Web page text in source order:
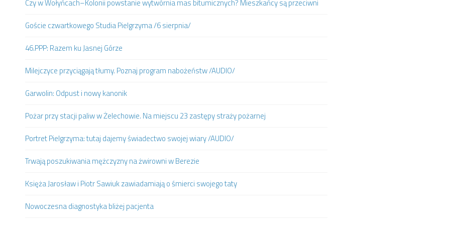
Czy w Wołyńcach–Kolonii powstanie wytwórnia mas bitumicznych? Mieszkańcy są przeciwni
Goście czwartkowego Studia Pielgrzyma /6 sierpnia/
46.PPP: Razem ku Jasnej Górze
Milejczyce przyciągają tłumy. Poznaj program nabożeństw /AUDIO/
Garwolin: Odpust i nowy kanonik
Pożar przy stacji paliw w Żelechowie. Na miejscu 23 zastępy straży pożarnej
Portret Pielgrzyma: tutaj dajemy świadectwo swojej wiary /AUDIO/
Trwają poszukiwania mężczyzny na żwirowni w Berezie
Księża Jarosław i Piotr Sawiuk zawiadamiają o śmierci swojego taty
Nowoczesna diagnostyka bliżej pacjenta